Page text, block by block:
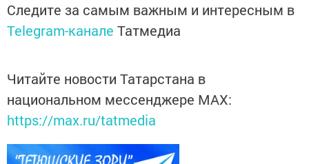
Следите за самым важным и интересным в
Telegram-канале Татмедиа
Читайте новости Татарстана в
национальном мессенджере MАХ:
https://max.ru/tatmedia